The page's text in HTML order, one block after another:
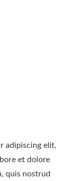
adipiscing elit,
et dolore
quis nostrud